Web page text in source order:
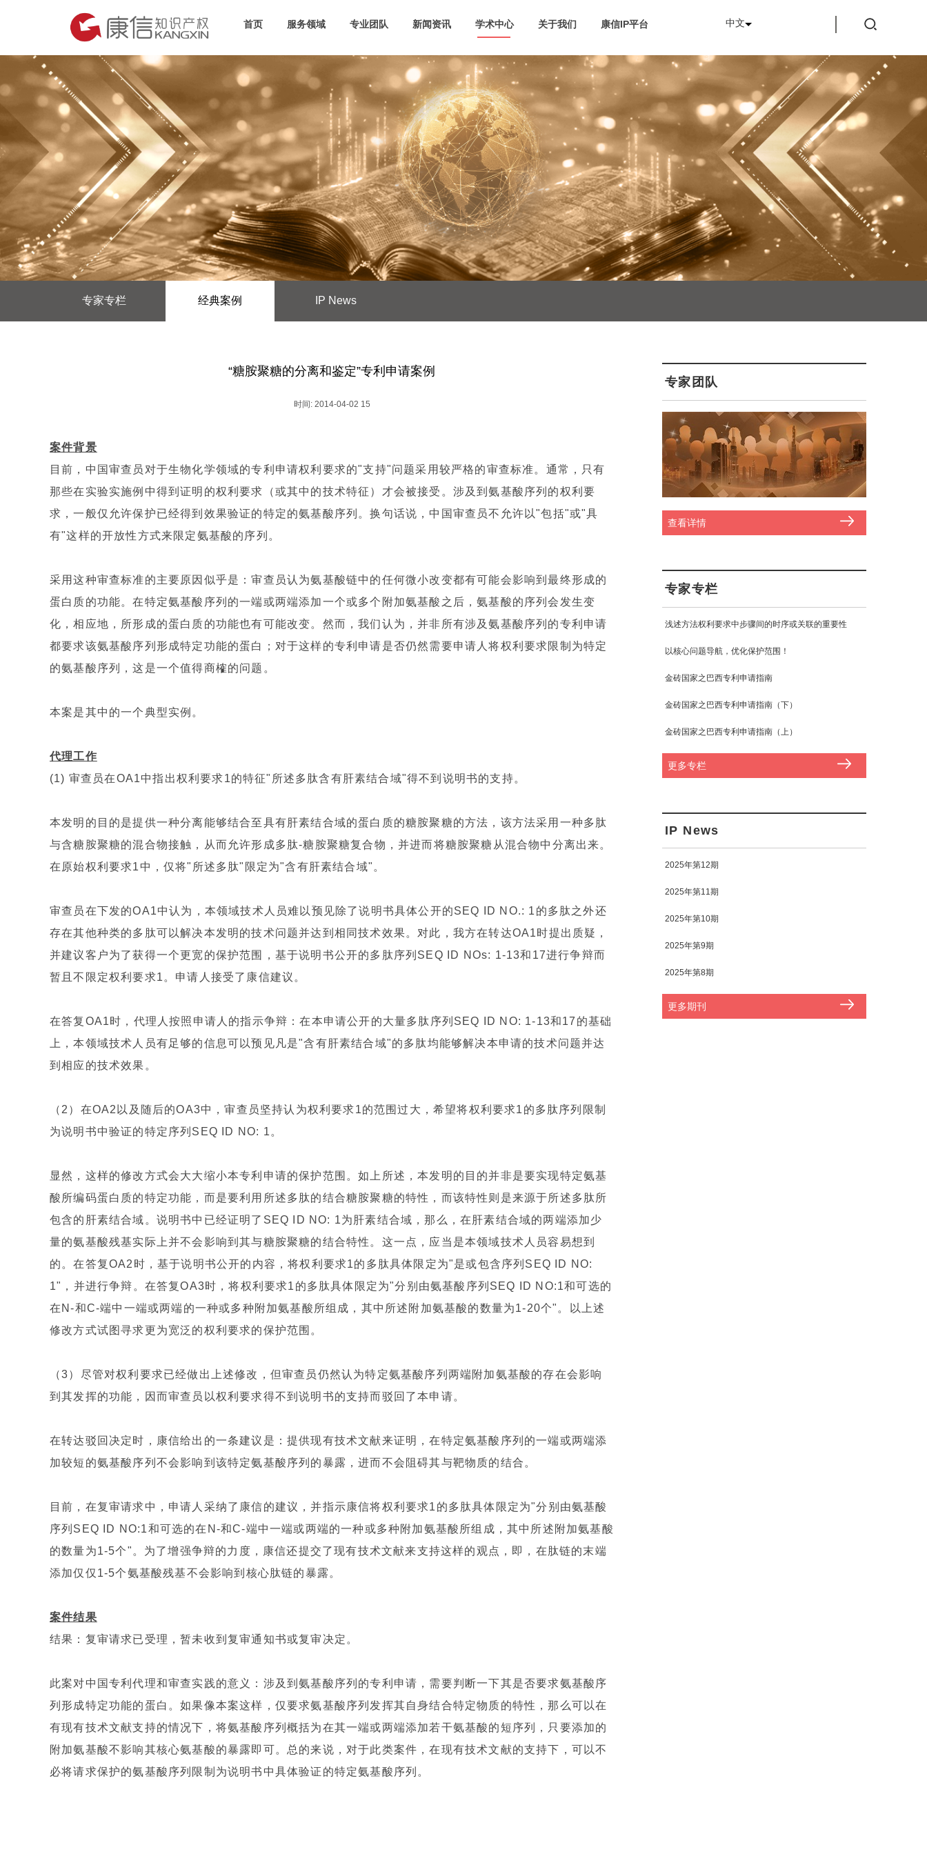
首页 服务领域 专业团队 新闻资讯 学术中心 关于我们 康信IP平台 中文
专家专栏 经典案例 IP News
“糖胺聚糖的分离和鉴定”专利申请案例
时间: 2014-04-02 15
案件背景
目前，中国审查员对于生物化学领域的专利申请权利要求的"支持"问题采用较严格的审查标准。通常，只有
那些在实验实施例中得到证明的权利要求（或其中的技术特征）才会被接受。涉及到氨基酸序列的权利要
求，一般仅允许保护已经得到效果验证的特定的氨基酸序列。换句话说，中国审查员不允许以"包括"或"具
有"这样的开放性方式来限定氨基酸的序列。
采用这种审查标准的主要原因似乎是：审查员认为氨基酸链中的任何微小改变都有可能会影响到最终形成的
蛋白质的功能。在特定氨基酸序列的一端或两端添加一个或多个附加氨基酸之后，氨基酸的序列会发生变
化，相应地，所形成的蛋白质的功能也有可能改变。然而，我们认为，并非所有涉及氨基酸序列的专利申请
都要求该氨基酸序列形成特定功能的蛋白；对于这样的专利申请是否仍然需要申请人将权利要求限制为特定
的氨基酸序列，这是一个值得商榷的问题。
本案是其中的一个典型实例。
代理工作
(1) 审查员在OA1中指出权利要求1的特征"所述多肽含有肝素结合域"得不到说明书的支持。
本发明的目的是提供一种分离能够结合至具有肝素结合域的蛋白质的糖胺聚糖的方法，该方法采用一种多肽
与含糖胺聚糖的混合物接触，从而允许形成多肽-糖胺聚糖复合物，并进而将糖胺聚糖从混合物中分离出来。
在原始权利要求1中，仅将"所述多肽"限定为"含有肝素结合域"。
审查员在下发的OA1中认为，本领域技术人员难以预见除了说明书具体公开的SEQ ID NO.: 1的多肽之外还
存在其他种类的多肽可以解决本发明的技术问题并达到相同技术效果。对此，我方在转达OA1时提出质疑，
并建议客户为了获得一个更宽的保护范围，基于说明书公开的多肽序列SEQ ID NOs: 1-13和17进行争辩而
暂且不限定权利要求1。申请人接受了康信建议。
在答复OA1时，代理人按照申请人的指示争辩：在本申请公开的大量多肽序列SEQ ID NO: 1-13和17的基础
上，本领域技术人员有足够的信息可以预见凡是"含有肝素结合域"的多肽均能够解决本申请的技术问题并达
到相应的技术效果。
（2）在OA2以及随后的OA3中，审查员坚持认为权利要求1的范围过大，希望将权利要求1的多肽序列限制
为说明书中验证的特定序列SEQ ID NO: 1。
显然，这样的修改方式会大大缩小本专利申请的保护范围。如上所述，本发明的目的并非是要实现特定氨基
酸所编码蛋白质的特定功能，而是要利用所述多肽的结合糖胺聚糖的特性，而该特性则是来源于所述多肽所
包含的肝素结合域。说明书中已经证明了SEQ ID NO: 1为肝素结合域，那么，在肝素结合域的两端添加少
量的氨基酸残基实际上并不会影响到其与糖胺聚糖的结合特性。这一点，应当是本领域技术人员容易想到
的。在答复OA2时，基于说明书公开的内容，将权利要求1的多肽具体限定为"是或包含序列SEQ ID NO:
1"，并进行争辩。在答复OA3时，将权利要求1的多肽具体限定为"分别由氨基酸序列SEQ ID NO:1和可选的
在N-和C-端中一端或两端的一种或多种附加氨基酸所组成，其中所述附加氨基酸的数量为1-20个"。以上述
修改方式试图寻求更为宽泛的权利要求的保护范围。
（3）尽管对权利要求已经做出上述修改，但审查员仍然认为特定氨基酸序列两端附加氨基酸的存在会影响
到其发挥的功能，因而审查员以权利要求得不到说明书的支持而驳回了本申请。
在转达驳回决定时，康信给出的一条建议是：提供现有技术文献来证明，在特定氨基酸序列的一端或两端添
加较短的氨基酸序列不会影响到该特定氨基酸序列的暴露，进而不会阻碍其与靶物质的结合。
目前，在复审请求中，申请人采纳了康信的建议，并指示康信将权利要求1的多肽具体限定为"分别由氨基酸
序列SEQ ID NO:1和可选的在N-和C-端中一端或两端的一种或多种附加氨基酸所组成，其中所述附加氨基酸
的数量为1-5个"。为了增强争辩的力度，康信还提交了现有技术文献来支持这样的观点，即，在肽链的末端
添加仅仅1-5个氨基酸残基不会影响到核心肽链的暴露。
案件结果
结果：复审请求已受理，暂未收到复审通知书或复审决定。
此案对中国专利代理和审查实践的意义：涉及到氨基酸序列的专利申请，需要判断一下其是否要求氨基酸序
列形成特定功能的蛋白。如果像本案这样，仅要求氨基酸序列发挥其自身结合特定物质的特性，那么可以在
有现有技术文献支持的情况下，将氨基酸序列概括为在其一端或两端添加若干氨基酸的短序列，只要添加的
附加氨基酸不影响其核心氨基酸的暴露即可。总的来说，对于此类案件，在现有技术文献的支持下，可以不
必将请求保护的氨基酸序列限制为说明书中具体验证的特定氨基酸序列。
专家团队
查看详情
专家专栏
浅述方法权利要求中步骤间的时序或关联的重要性
以核心问题导航，优化保护范围！
金砖国家之巴西专利申请指南
金砖国家之巴西专利申请指南（下）
金砖国家之巴西专利申请指南（上）
更多专栏
IP News
2025年第12期
2025年第11期
2025年第10期
2025年第9期
2025年第8期
更多期刊